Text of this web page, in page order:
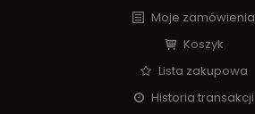
Moje zamówienia
Koszyk
Lista zakupowa
Historia transakcji